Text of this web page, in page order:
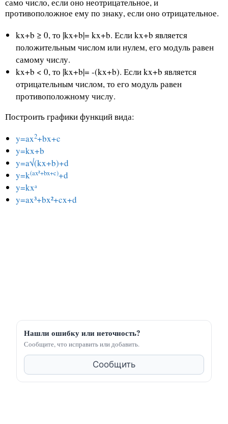
противоположное ему по знаку, если оно отрицательное.
kx+b ≥ 0, то |kx+b|= kx+b. Если kx+b является
положительным числом или нулем, его модуль равен
самому числу.
kx+b < 0, то |kx+b|= -(kx+b). Если kx+b является
отрицательным числом, то его модуль равен
противоположному числу.
Построить графики функций вида:
y=ax2+bx+c
y=kx+b
y=a√(kx+b)+d
y=k(ax²+bx+c)+d
y=kxᵃ
y=ax³+bx²+cx+d
Нашли ошибку или неточность?
Сообщите, что исправить или добавить.
Сообщить